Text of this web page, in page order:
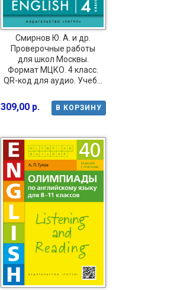
Смирнов Ю. А. и др.
Проверочные работы
для школ Москвы.
Формат МЦКО. 4 класс.
QR-код для аудио. Учеб...
В КОРЗИНУ
309,00 р.